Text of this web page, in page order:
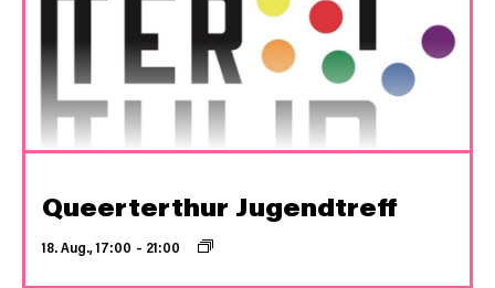
Queerterthur Jugendtreff
18. Aug., 17:00 – 21:00